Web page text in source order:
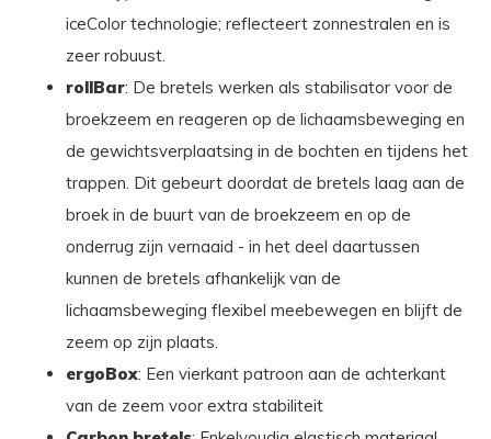
iceColor technologie; reflecteert zonnestralen en is
zeer robuust.
rollBar: De bretels werken als stabilisator voor de
broekzeem en reageren op de lichaamsbeweging en
de gewichtsverplaatsing in de bochten en tijdens het
trappen. Dit gebeurt doordat de bretels laag aan de
broek in de buurt van de broekzeem en op de
onderrug zijn vernaaid - in het deel daartussen
kunnen de bretels afhankelijk van de
lichaamsbeweging flexibel meebewegen en blijft de
zeem op zijn plaats.
ergoBox: Een vierkant patroon aan de achterkant
van de zeem voor extra stabiliteit